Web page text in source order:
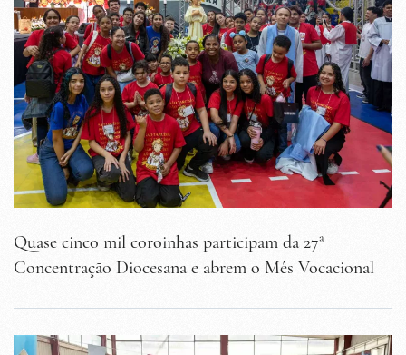
Quase cinco mil coroinhas participam da 27ª
Concentração Diocesana e abrem o Mês Vocacional